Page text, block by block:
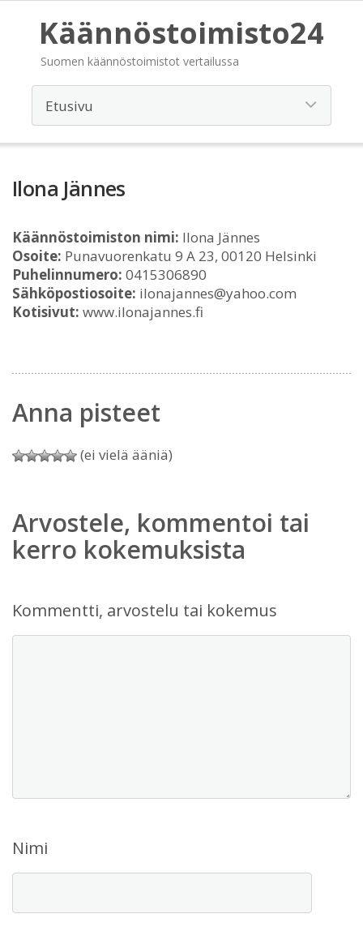
Käännöstoimisto24
Suomen käännöstoimistot vertailussa
Ilona Jännes
Käännöstoimiston nimi: Ilona Jännes
Osoite: Punavuorenkatu 9 A 23, 00120 Helsinki
Puhelinnumero: 0415306890
Sähköpostiosoite: ilonajannes@yahoo.com
Kotisivut: www.ilonajannes.fi
Anna pisteet
(ei vielä ääniä)
Arvostele, kommentoi tai
kerro kokemuksista
Kommentti, arvostelu tai kokemus
Nimi